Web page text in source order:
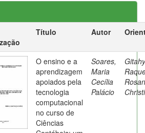
Título Autor
O ensino e a
aprendizagem
apoiados pela
tecnologia
computacional
no curso de
Ciências
Soares,
Maria
Cecília
Palácio
Rosan